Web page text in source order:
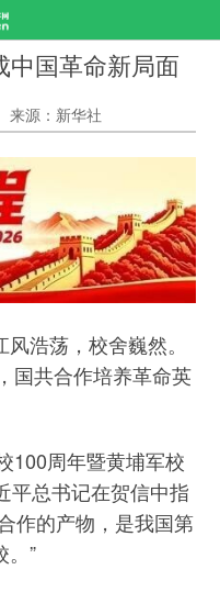
中国革命新局面
来源：新华社
浩荡，校舍巍然。
国共合作培养革命英
周年暨黄埔军校
平总书记在贺信中指
作的产物，是我国第
。”